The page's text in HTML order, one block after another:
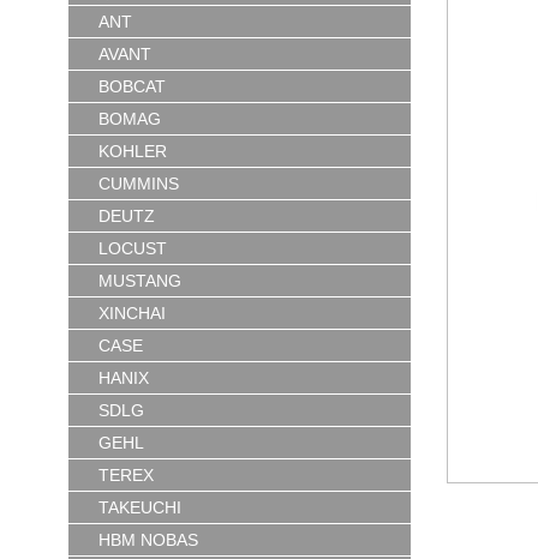
ANT
AVANT
BOBCAT
BOMAG
KOHLER
CUMMINS
DEUTZ
LOCUST
MUSTANG
XINCHAI
CASE
HANIX
SDLG
GEHL
TEREX
TAKEUCHI
HBM NOBAS